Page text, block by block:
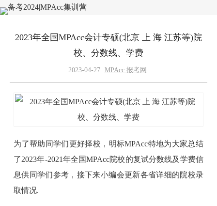
2023年全国MPAcc会计专硕(北京 上 海 江苏等)院
校、分数线、学费
2023-04-27 MPAcc 报考网
为了帮助同学们更好择校，明标MPAcc特地为大家总结
了2023年-2021年全国MPAcc院校的复试分数线及学费信
息供同学们参考，接下来小编会更新各省详细的院校录
取情况.